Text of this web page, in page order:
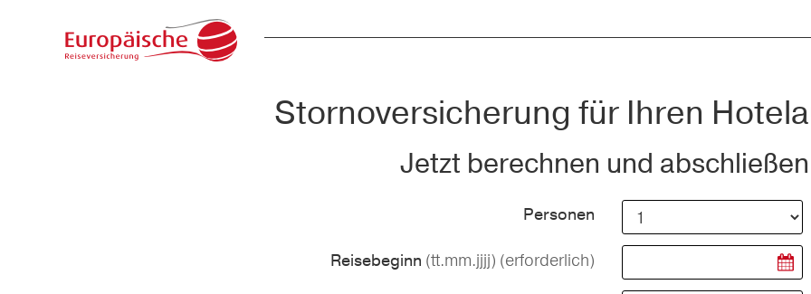
Stornoversicherung für Ihren
Jetzt berechnen und
Personen
Reisebeginn (tt.mm.jjjj) (erforderlich)